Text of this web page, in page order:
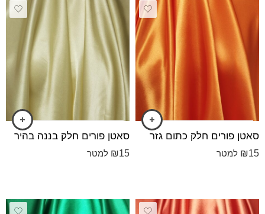
סאטן פורים חלק כתום גזר
₪15 למטר
סאטן פורים חלק בננה בהיר
₪15 למטר